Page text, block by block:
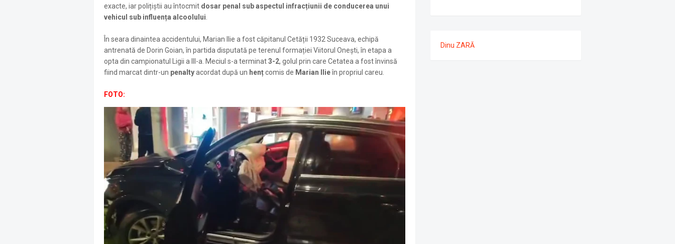
exacte, iar polițiștii au întocmit dosar penal sub aspectul infracțiunii de conducerea unui
vehicul sub influența alcoolului
În seara dinaintea accidentului, Marian Ilie a fost căpitanul Cetății 1932 Suceava, echipă
antrenată de Dorin Goian, în partida disputată pe terenul formației Viitorul Onești, în etapa a
opta din campionatul Ligii a III-a. Meciul s-a terminat3-2, golul prin care Cetatea a fost învinsă
fiind marcat dintr-un penaltyacordat după un hențcomis de Marian Ilieîn propriul careu.
FOTO:
Dinu ZARĂ